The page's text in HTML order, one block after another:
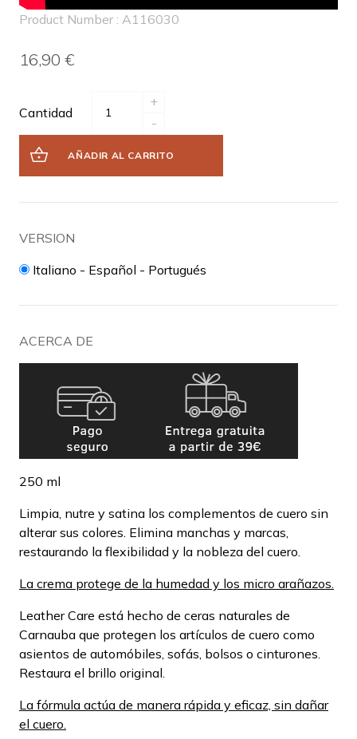
Product Number : A116030
16,90 €
Cantidad
+
-
AÑADIR AL CARRITO
VERSION
Italiano - Español - Portugués
ACERCA DE
250 ml
Limpia, nutre y satina los complementos de cuero sin
alterar sus colores. Elimina manchas y marcas,
restaurando la flexibilidad y la nobleza del cuero.
La crema protege de la humedad y los micro arañazos.
Leather Care está hecho de ceras naturales de
Carnauba que protegen los artículos de cuero como
asientos de automóbiles, sofás, bolsos o cinturones.
Restaura el brillo original.
La fórmula actúa de manera rápida y eficaz, sin dañar
el cuero.